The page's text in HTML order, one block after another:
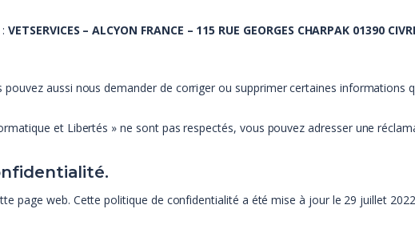
:VETSERVICES – ALCYON FRANCE – 115 RUE GEORGES CHARPAK 01390
aussi nous demander de corriger ou supprimer certaines informations
et Libertés » ne sont pas respectés, vous pouvez adresser une
page web. Cette politique de confidentialité a été mise à jour le 29 juillet